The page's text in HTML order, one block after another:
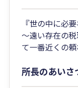
『世の中に必
～遠い存在の
て一番近くの
所長のあいさ